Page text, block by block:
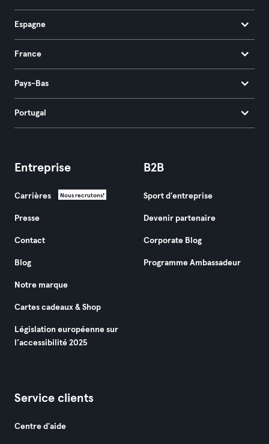
Espagne
France
Pays-Bas
Portugal
Entreprise
Carrières Nous recrutons!
Presse
Contact
Blog
Notre marque
Cartes cadeaux & Shop
Législation européenne sur
l’accessibilité 2025
B2B
Sport d'entreprise
Devenir partenaire
Corporate Blog
Programme Ambassadeur
Service clients
Centre d'aide